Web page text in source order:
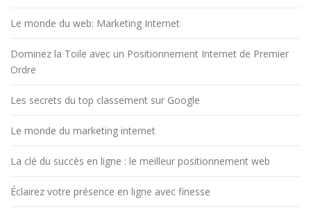
Le monde du web: Marketing Internet
Dominez la Toile avec un Positionnement Internet de Premier
Ordre
Les secrets du top classement sur Google
Le monde du marketing internet
La clé du succès en ligne : le meilleur positionnement web
Éclairez votre présence en ligne avec finesse